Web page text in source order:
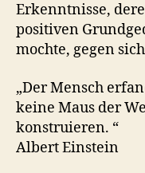
Erkenntnisse,
positiven
mochte, gegen
„Der Mensch
keine Maus der
konstruieren. “
Albert Einstein